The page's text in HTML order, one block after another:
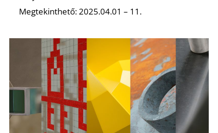
Megtekinthető: 2025.04.01 – 11.